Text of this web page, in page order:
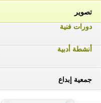
تصوير
دورات فنية
أنشطة أدبية
جمعية إبداع